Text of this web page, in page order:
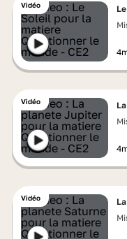
Vidéo
Vidéo
Vidéo